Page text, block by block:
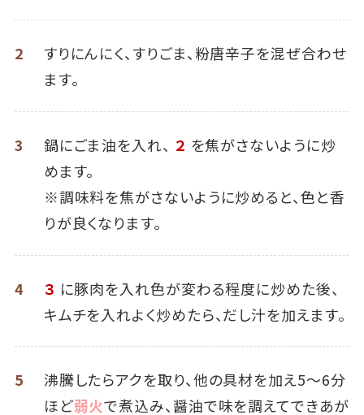
2
すりにんにく、すりごま、粉唐辛子を混ぜ合わせ
ます。
3 鍋にごま油を入れ、 ２ を焦がさないように炒
めます。
※調味料を焦がさないように炒めると、色と香
りが良くなります。
4 ３ に豚肉を入れ色が変わる程度に炒めた後、
キムチを入れよく炒めたら、だし汁を加えます。
5
沸騰したらアクを取り、他の具材を加え5～6分
ほど弱火で煮込み、醤油で味を調えてできあが